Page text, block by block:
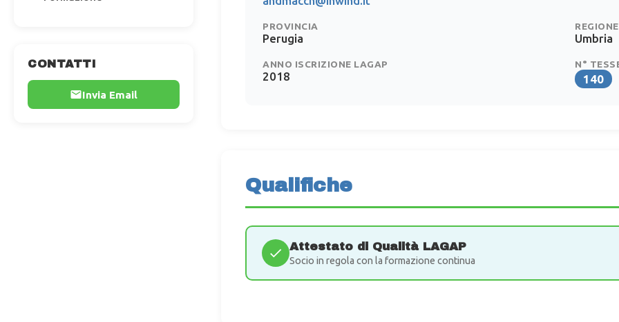
CONTATTI
Invia Email
PROVINCIA
Perugia
REGIONE
Umbria
ANNO ISCRIZIONE LAGAP
2018
N°
140
Qualifiche
Attestato di Qualità LAGAP
Socio in regola con la formazione continua